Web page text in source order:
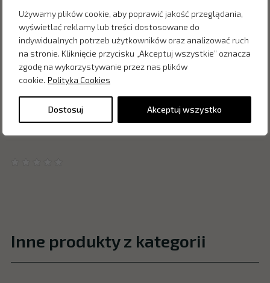
Używamy plików cookie, aby poprawić jakość przeglądania,
wyświetlać reklamy lub treści dostosowane do
indywidualnych potrzeb użytkowników oraz analizować ruch
na stronie. Kliknięcie przycisku „Akceptuj wszystkie” oznacza
zgodę na wykorzystywanie przez nas plików
cookie. Polityka Cookies
Dostosuj Akceptuj wszystko
Inne produkty z kategorii